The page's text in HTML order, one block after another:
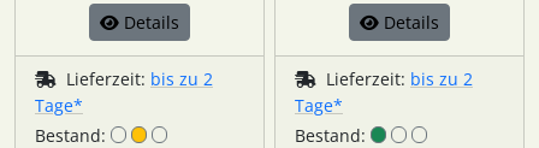
Details
Lieferzeit: bis zu 2
Tage*
Bestand:
Details
Lieferzeit: bis zu 2
Tage*
Bestand: